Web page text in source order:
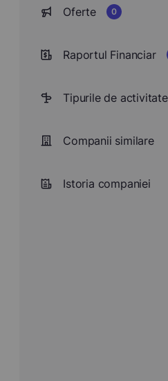
Oferte 0
Raportul Financiar
Tipurile de activitate
Companii similare
Istoria companiei